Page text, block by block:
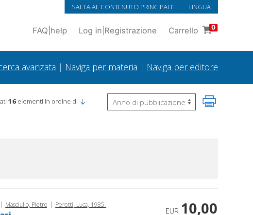
SALTA AL CONTENUTO PRINCIPALE LINGUA
FAQ help Log in Registrazione Carrello 0
avanzata | Naviga per materia | Naviga per editore
16 elementi in ordine di
| Masciullo, Pietro | Peretti, Luca, 1985-
EUR 10,00